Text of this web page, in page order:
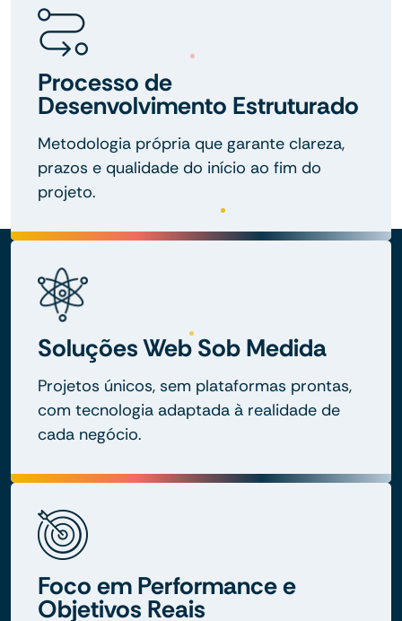
Processo de
Desenvolvimento Estruturado
Metodologia própria que garante clareza,
prazos e qualidade do início ao fim do
projeto.
Soluções Web Sob Medida
Projetos únicos, sem plataformas prontas,
com tecnologia adaptada à realidade de
cada negócio.
Foco em Performance e
Objetivos Reais